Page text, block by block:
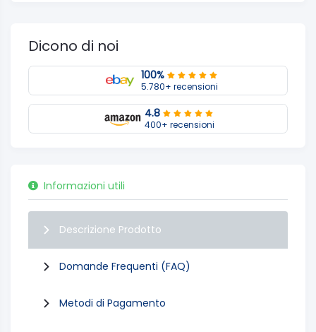
Dicono di noi
100%
5.780+ recensioni
4.8
400+ recensioni
Informazioni utili
Descrizione Prodotto
Domande Frequenti (FAQ)
Metodi di Pagamento